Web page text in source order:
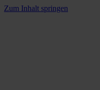
Zum Inhalt springen